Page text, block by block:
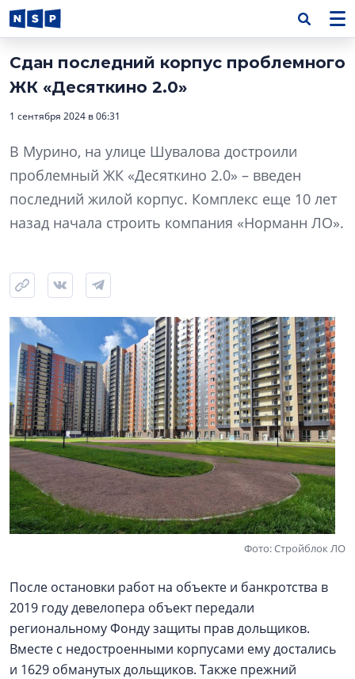
Сдан последний корпус проблемного
ЖК «Десяткино 2.0»
1 сентября 2024 в 06:31
В Мурино, на улице Шувалова достроили
проблемный ЖК «Десяткино 2.0» – введен
последний жилой корпус. Комплекс еще 10 лет
назад начала строить компания «Норманн ЛО».
Фото: Стройблок ЛО
После остановки работ на объекте и банкротства в
2019 году девелопера объект передали
региональному Фонду защиты прав дольщиков.
Вместе с недостроенными корпусами ему достались
и 1629 обманутых дольщиков. Также прежний